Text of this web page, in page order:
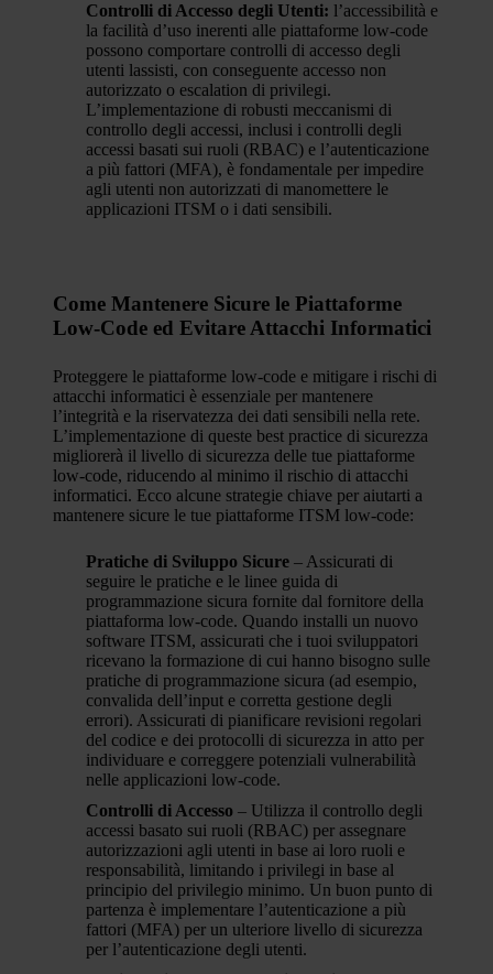
Controlli di Accesso degli Utenti: l’accessibilità e
la facilità d’uso inerenti alle piattaforme low-code
possono comportare controlli di accesso degli
utenti lassisti, con conseguente accesso non
autorizzato o escalation di privilegi.
L’implementazione di robusti meccanismi di
controllo degli accessi, inclusi i controlli degli
accessi basati sui ruoli (RBAC) e l’autenticazione
a più fattori (MFA), è fondamentale per impedire
agli utenti non autorizzati di manomettere le
applicazioni ITSM o i dati sensibili.
Come Mantenere Sicure le Piattaforme
Low-Code ed Evitare Attacchi Informatici
Proteggere le piattaforme low-code e mitigare i rischi di
attacchi informatici è essenziale per mantenere
l’integrità e la riservatezza dei dati sensibili nella rete.
L’implementazione di queste best practice di sicurezza
migliorerà il livello di sicurezza delle tue piattaforme
low-code, riducendo al minimo il rischio di attacchi
informatici. Ecco alcune strategie chiave per aiutarti a
mantenere sicure le tue piattaforme ITSM low-code:
Pratiche di Sviluppo Sicure – Assicurati di
seguire le pratiche e le linee guida di
programmazione sicura fornite dal fornitore della
piattaforma low-code. Quando installi un nuovo
software ITSM, assicurati che i tuoi sviluppatori
ricevano la formazione di cui hanno bisogno sulle
pratiche di programmazione sicura (ad esempio,
convalida dell’input e corretta gestione degli
errori). Assicurati di pianificare revisioni regolari
del codice e dei protocolli di sicurezza in atto per
individuare e correggere potenziali vulnerabilità
nelle applicazioni low-code.
Controlli di Accesso – Utilizza il controllo degli
accessi basato sui ruoli (RBAC) per assegnare
autorizzazioni agli utenti in base ai loro ruoli e
responsabilità, limitando i privilegi in base al
principio del privilegio minimo. Un buon punto di
partenza è implementare l’autenticazione a più
fattori (MFA) per un ulteriore livello di sicurezza
per l’autenticazione degli utenti.